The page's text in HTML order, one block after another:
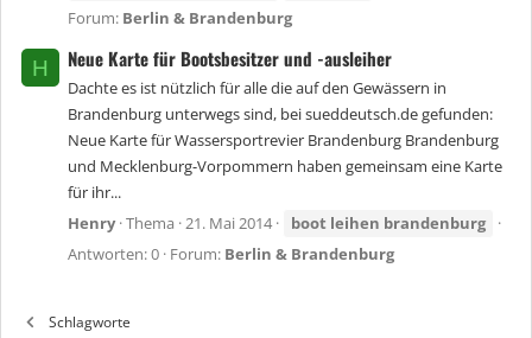
Forum: Berlin & Brandenburg
H Neue Karte für Bootsbesitzer und -ausleiher
Dachte es ist nützlich für alle die auf den Gewässern in
Brandenburg unterwegs sind, bei sueddeutsch.de gefunden:
Neue Karte für Wassersportrevier Brandenburg Brandenburg
und Mecklenburg-Vorpommern haben gemeinsam eine Karte
für ihr...
Henry Thema 21. Mai 2014 boot leihen brandenburg
Antworten: 0 Forum: Berlin & Brandenburg
Schlagworte